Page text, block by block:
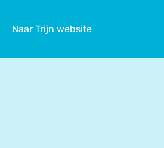
Naar Trijn website